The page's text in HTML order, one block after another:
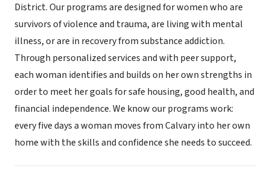
District. Our programs are designed for women who are
survivors of violence and trauma, are living with mental
illness, or are in recovery from substance addiction.
Through personalized services and with peer support,
each woman identifies and builds on her own strengths in
order to meet her goals for safe housing, good health, and
financial independence. We know our programs work:
every five days a woman moves from Calvary into her own
home with the skills and confidence she needs to succeed.